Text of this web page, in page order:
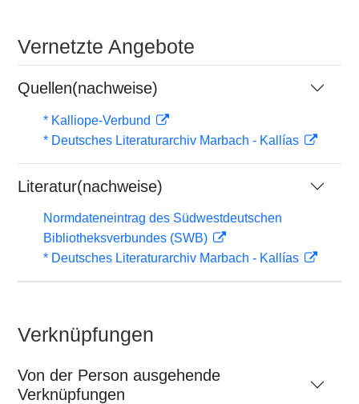
Vernetzte Angebote
Quellen(nachweise)
* Kalliope-Verbund
* Deutsches Literaturarchiv Marbach - Kallías
Literatur(nachweise)
Normdateneintrag des Südwestdeutschen
Bibliotheksverbundes (SWB)
* Deutsches Literaturarchiv Marbach - Kallías
Verknüpfungen
Von der Person ausgehende
Verknüpfungen